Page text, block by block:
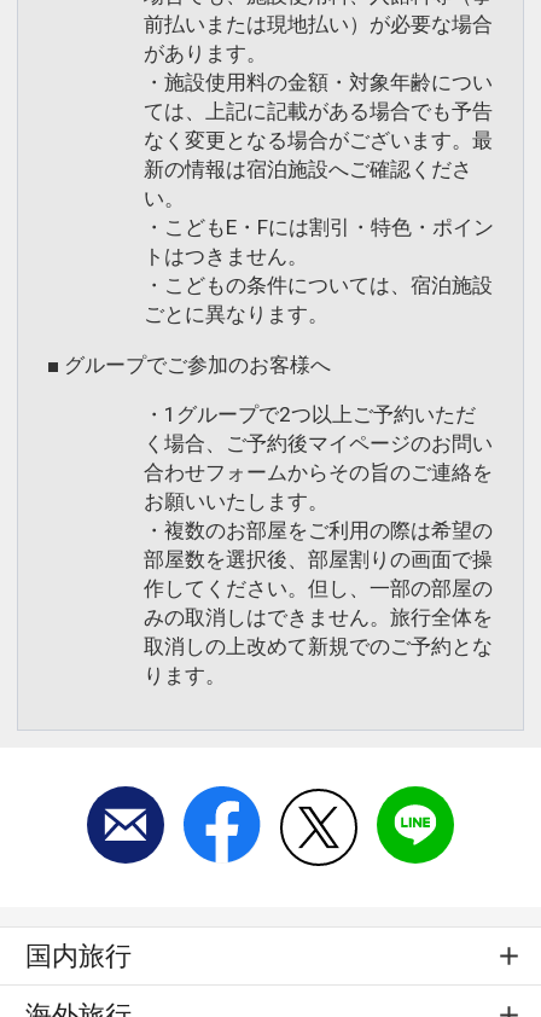
前払いまたは現地払い）が必要な場合
があります。
・施設使用料の金額・対象年齢につい
ては、上記に記載がある場合でも予告
なく変更となる場合がございます。最
新の情報は宿泊施設へご確認くださ
い。
・こどもE・Fには割引・特色・ポイン
トはつきません。
・こどもの条件については、宿泊施設
ごとに異なります。
■ グループでご参加のお客様へ
・1グループで2つ以上ご予約いただ
く場合、ご予約後マイページのお問い
合わせフォームからその旨のご連絡を
お願いいたします。
・複数のお部屋をご利用の際は希望の
部屋数を選択後、部屋割りの画面で操
作してください。但し、一部の部屋の
みの取消しはできません。旅行全体を
取消しの上改めて新規でのご予約とな
ります。
国内旅行